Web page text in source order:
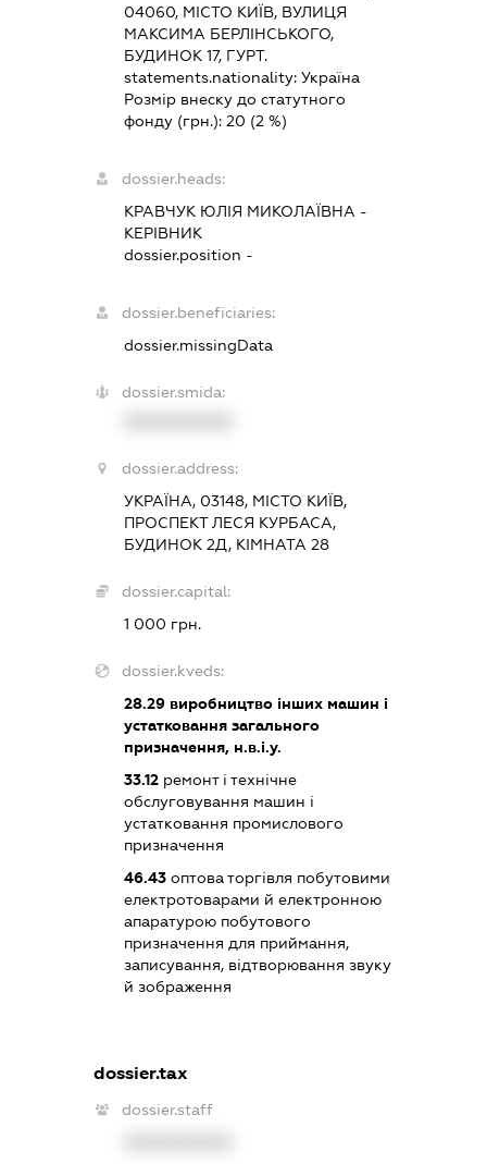
04060, МІСТО КИЇВ, ВУЛИЦЯ
МАКСИМА БЕРЛІНСЬКОГО,
БУДИНОК 17, ГУРТ.
statements.nationality: Україна
Розмір внеску до статутного
фонду (грн.): 20 (2 %)
dossier.heads:
КРАВЧУК ЮЛІЯ МИКОЛАЇВНА -
КЕРІВНИК
dossier.position -
dossier.beneficiaries:
dossier.missingData
dossier.smida:
dossier.address:
УКРАЇНА, 03148, МІСТО КИЇВ,
ПРОСПЕКТ ЛЕСЯ КУРБАСА,
БУДИНОК 2Д, КІМНАТА 28
dossier.capital:
1 000 грн.
dossier.kveds:
28.29виробництво інших машин і
устатковання загального
призначення, н.в.і.у.
33.12ремонт і технічне
обслуговування машин і
устатковання промислового
призначення
46.43оптова торгівля побутовими
електротоварами й електронною
апаратурою побутового
призначення для приймання,
записування, відтворювання звуку
й зображення
dossier.tax
dossier.staff